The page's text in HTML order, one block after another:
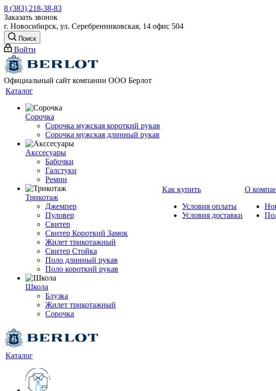
8 (383) 218-38-83
Заказать звонок
г. Новосибирск, ул. Серебренниковская, 14 офис 504
Поиск
Войти
Официальный сайт компании ООО Берлот
Каталог
Сорочка
Сорочка мужская короткий рукав
Сорочка мужская длинный рукав
Акссесуары
Бабочки
Галстуки
Ремни
Трикотаж
Джемпер
Пуловер
Свитер
Свитер Короткий Замок
Жилет трикотажный
Свитер Стойка
Поло длинный рукав
Поло короткий рукав
Школа
Блузка
Жилет трикотажный
Сорочка
Как купить
Условия оплаты
Условия доставки
О
Каталог